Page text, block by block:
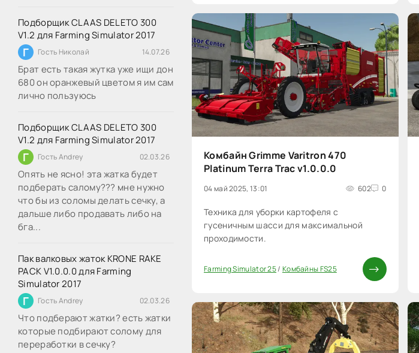
Подборщик CLAAS DELETO 300
V1.2 для Farming Simulator 2017
Г Гость Николай 14.07.26
Брат есть такая жутка уже ищи дон
680 он оранжевый цветом я им сам
лично пользуюсь
Подборщик CLAAS DELETO 300
V1.2 для Farming Simulator 2017
Г Гость Andrey 02.03.26
Опять не ясно! эта жатка будет
подберать салому??? мне нужно
что бы из соломы делать сечку, а
дальше либо продавать либо на
бга...
Пак валковых жаток KRONE RAKE
PACK V1.0.0.0 для Farming
Simulator 2017
Г Гость Andrey 02.03.26
Что подберают жатки? есть жатки
которые подбирают солому для
переработки в сечку?
Комбайн Grimme Varitron 470
Platinum Terra Trac v1.0.0.0
04 май 2025, 13:01 602 0
Техника для уборки картофеля с
гусеничным шасси для максимальной
проходимости.
0
Farming Simulator 25/ Комбайны FS25
0